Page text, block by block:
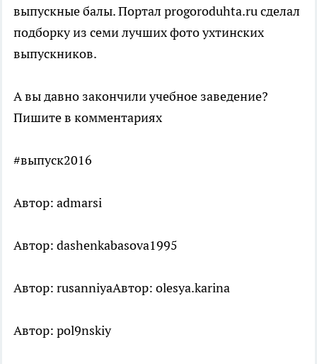
выпускные балы. Портал progoroduhta.ru сделал
подборку из семи лучших фото ухтинских
выпускников.
А вы давно закончили учебное заведение?
Пишите в комментариях
#выпуск2016
Автор: admarsi
Автор: dashenkabasova1995
Автор: rusanniyaАвтор: olesya.karina
Автор: pol9nskiy